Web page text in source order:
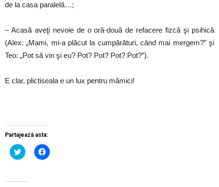
de la casa paralelă…;
– Acasă aveţi nevoie de o oră-două de refacere fizcă şi psihică
(Alex: „Mami, mi-a plăcut la cumpărături, când mai mergem?” şi
Teo: „Pot să vin şi eu? Pot? Pot? Pot? Pot?”).
E clar, plictiseala e un lux pentru mămici!
Partajează asta:
Dă
clic
pe
Dă
clic